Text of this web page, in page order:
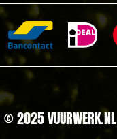
© 2025 VUURWERK.NL